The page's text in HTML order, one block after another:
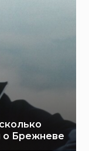
о Брежневе